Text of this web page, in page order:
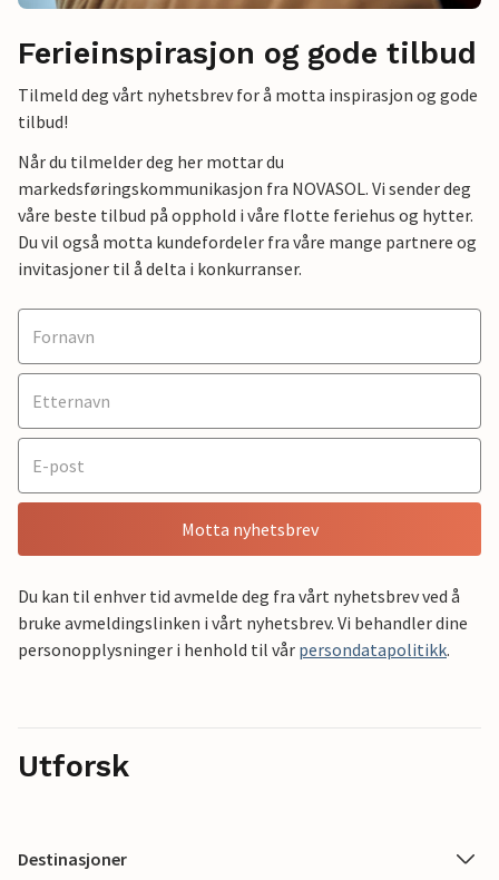
Ferieinspirasjon og gode tilbud
Tilmeld deg vårt nyhetsbrev for å motta inspirasjon og gode
tilbud!
Når du tilmelder deg her mottar du
markedsføringskommunikasjon fra NOVASOL. Vi sender deg
våre beste tilbud på opphold i våre flotte feriehus og hytter.
Du vil også motta kundefordeler fra våre mange partnere og
invitasjoner til å delta i konkurranser.
Motta nyhetsbrev
Du kan til enhver tid avmelde deg fra vårt nyhetsbrev ved å
bruke avmeldingslinken i vårt nyhetsbrev. Vi behandler dine
personopplysninger i henhold til vår persondatapolitikk.
Utforsk
Destinasjoner